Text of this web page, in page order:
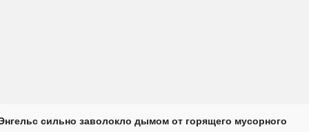
сильно заволокло дымом от горящего мусорного